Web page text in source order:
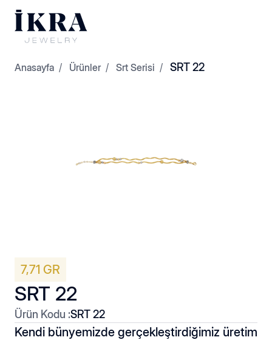
Anasayfa Ürünler Srt Serisi SRT 22
7,71 GR
SRT 22
Ürün Kodu :SRT 22
Kendi bünyemizde gerçekleştirdiğimiz üretim